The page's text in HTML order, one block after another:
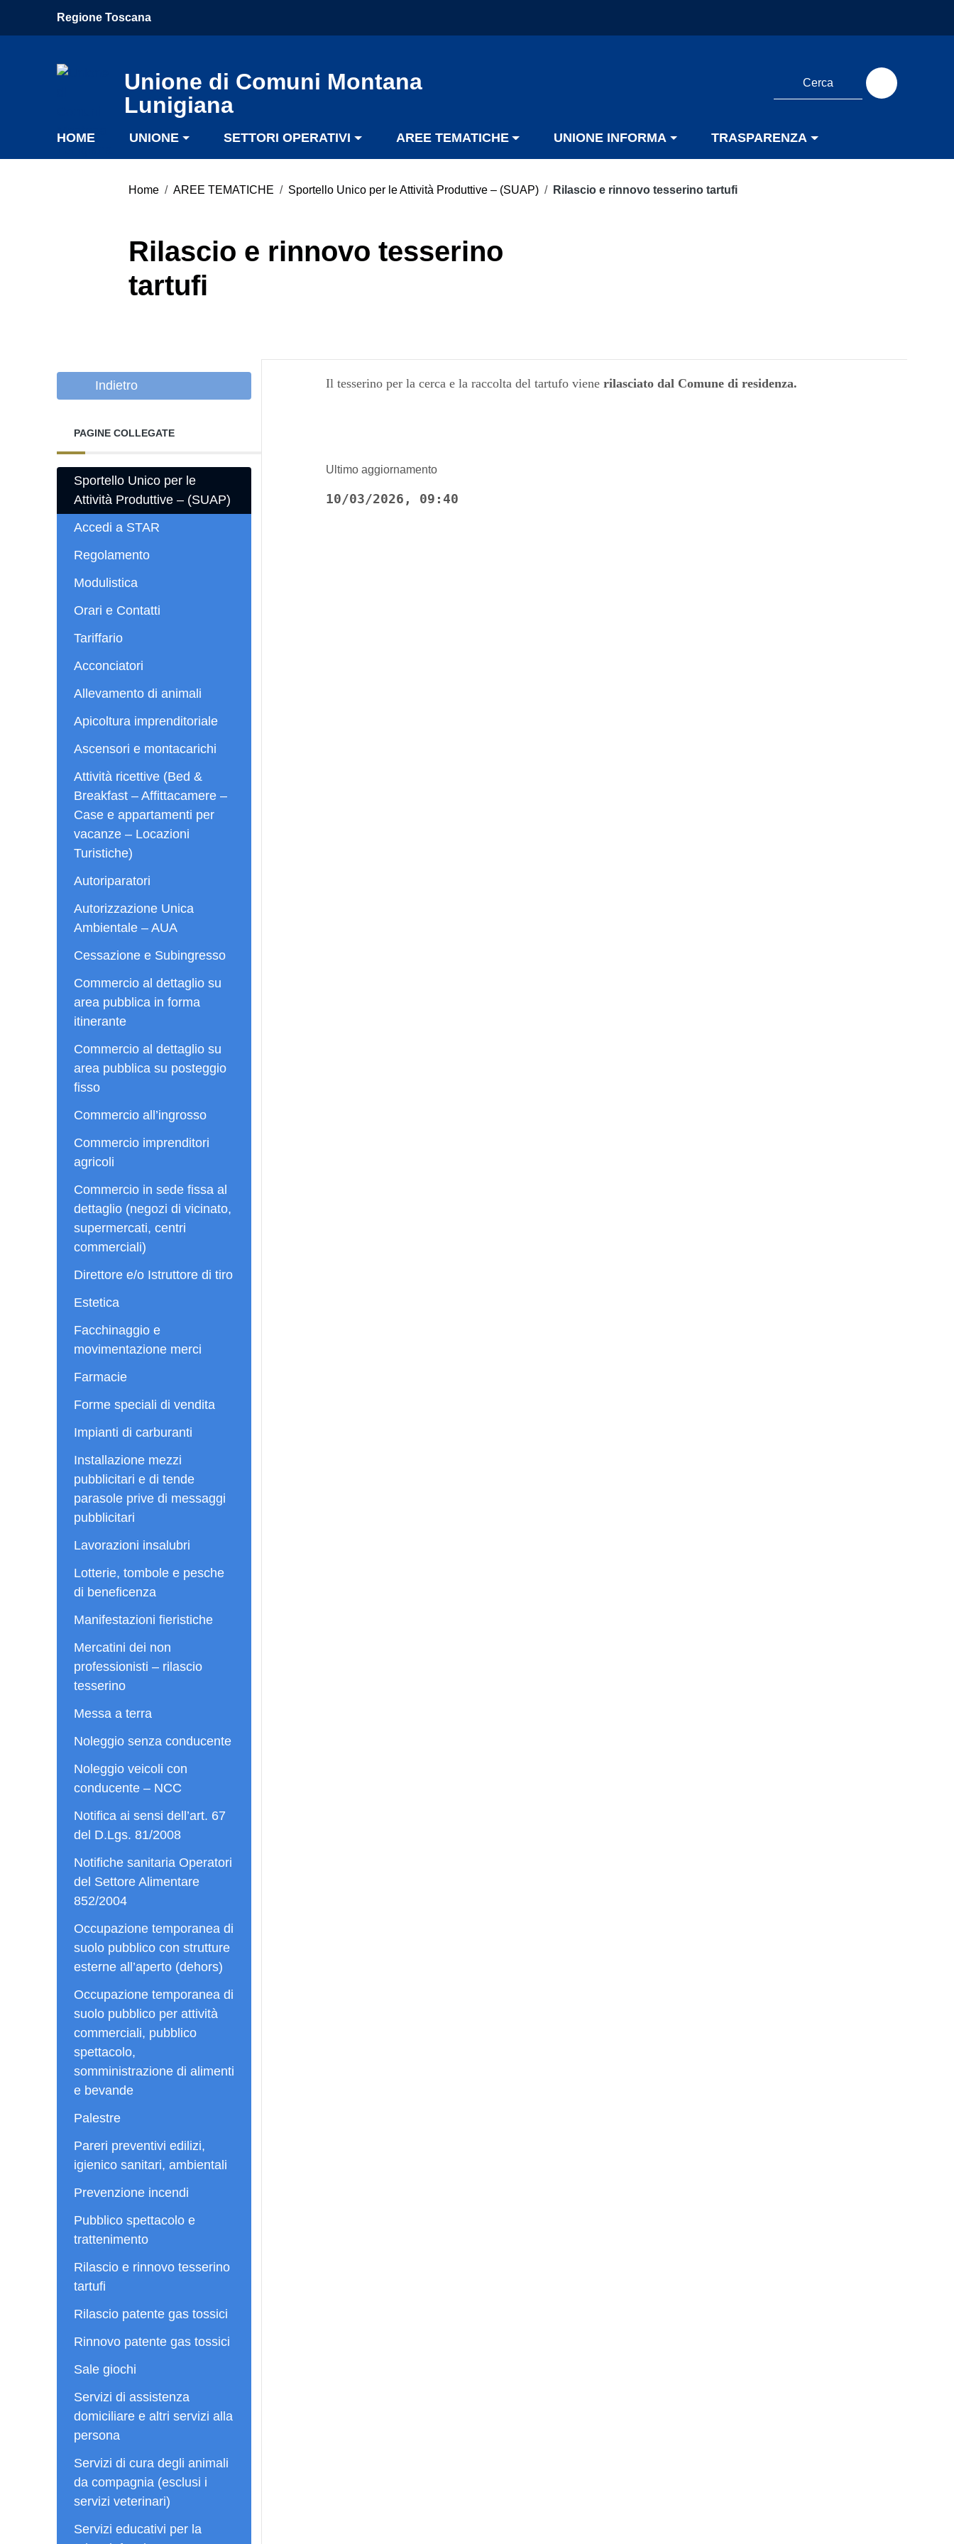
Vai al menu di navigazione
Regione Toscana
Unione di Comuni Montana
Lunigiana
HOME UNIONE SETTORI OPERATIVI AREE TEMATICHE UNIONE INFORMA TRASPARENZA
Home / AREE TEMATICHE / Sportello Unico per le Attività Produttive – (SUAP) / Rilascio e rinnovo tesserino tartufi
Rilascio e rinnovo tesserino
tartufi
Indietro
PAGINE COLLEGATE
Sportello Unico per le
Attività Produttive – (SUAP)
Accedi a STAR
Regolamento
Modulistica
Orari e Contatti
Tariffario
Acconciatori
Allevamento di animali
Apicoltura imprenditoriale
Ascensori e montacarichi
Attività ricettive (Bed &
Breakfast – Affittacamere –
Case e appartamenti per
vacanze – Locazioni
Turistiche)
Autoriparatori
Autorizzazione Unica
Ambientale – AUA
Cessazione e Subingresso
Commercio al dettaglio su
area pubblica in forma
itinerante
Commercio al dettaglio su
area pubblica su posteggio
fisso
Commercio all’ingrosso
Commercio imprenditori
agricoli
Commercio in sede fissa al
dettaglio (negozi di vicinato,
supermercati, centri
commerciali)
Direttore e/o Istruttore di tiro
Estetica
Facchinaggio e
movimentazione merci
Farmacie
Forme speciali di vendita
Impianti di carburanti
Installazione mezzi
pubblicitari e di tende
parasole prive di messaggi
pubblicitari
Lavorazioni insalubri
Lotterie, tombole e pesche
di beneficenza
Manifestazioni fieristiche
Mercatini dei non
professionisti – rilascio
tesserino
Messa a terra
Noleggio senza conducente
Noleggio veicoli con
conducente – NCC
Notifica ai sensi dell’art. 67
del D.Lgs. 81/2008
Notifiche sanitaria Operatori
del Settore Alimentare
852/2004
Occupazione temporanea di
suolo pubblico con strutture
esterne all’aperto (dehors)
Occupazione temporanea di
suolo pubblico per attività
commerciali, pubblico
spettacolo,
somministrazione di alimenti
e bevande
Palestre
Pareri preventivi edilizi,
igienico sanitari, ambientali
Prevenzione incendi
Pubblico spettacolo e
trattenimento
Rilascio e rinnovo tesserino
tartufi
Rilascio patente gas tossici
Rinnovo patente gas tossici
Sale giochi
Servizi di assistenza
domiciliare e altri servizi alla
persona
Servizi di cura degli animali
da compagnia (esclusi i
servizi veterinari)
Servizi educativi per la
Il tesserino per la cerca e la raccolta del tartufo viene rilasciato dal Comune di residenza.
Ultimo aggiornamento
10/03/2026, 09:40